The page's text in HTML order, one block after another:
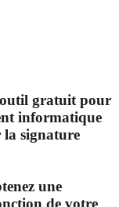
gratuit pour
informatique
la signature
une
de votre